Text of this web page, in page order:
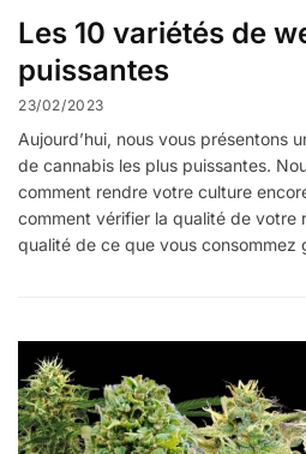
Les 10 variétés de
puissantes
23/02/2023
Aujourd’hui, nous vous présentons
de cannabis les plus puissantes.
comment rendre votre culture
comment vérifier la qualité de votre
qualité de ce que vous consommez